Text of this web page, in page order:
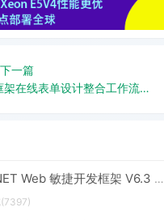
下一篇
表单设计整合工作流程的使用
RDIFramework.NET Web 敏捷开发框架 V6.3 发布 (.NET8+、Framework 双引擎)